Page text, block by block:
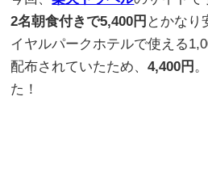
2名朝食付きで5,400円 とかなり
イヤルパークホテルで使える
配布されていたため、4,400円 。
た！